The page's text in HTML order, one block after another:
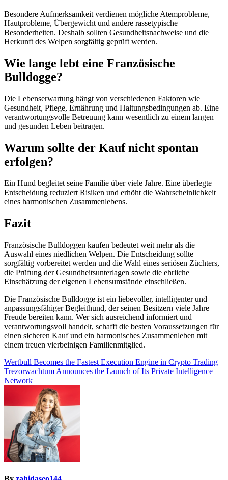
Besondere Aufmerksamkeit verdienen mögliche Atemprobleme,
Hautprobleme, Übergewicht und andere rassetypische
Besonderheiten. Deshalb sollten Gesundheitsnachweise und die
Herkunft des Welpen sorgfältig geprüft werden.
Wie lange lebt eine Französische
Bulldogge?
Die Lebenserwartung hängt von verschiedenen Faktoren wie
Gesundheit, Pflege, Ernährung und Haltungsbedingungen ab. Eine
verantwortungsvolle Betreuung kann wesentlich zu einem langen
und gesunden Leben beitragen.
Warum sollte der Kauf nicht spontan
erfolgen?
Ein Hund begleitet seine Familie über viele Jahre. Eine überlegte
Entscheidung reduziert Risiken und erhöht die Wahrscheinlichkeit
eines harmonischen Zusammenlebens.
Fazit
Französische Bulldoggen kaufen bedeutet weit mehr als die
Auswahl eines niedlichen Welpen. Die Entscheidung sollte
sorgfältig vorbereitet werden und die Wahl eines seriösen Züchters,
die Prüfung der Gesundheitsunterlagen sowie die ehrliche
Einschätzung der eigenen Lebensumstände einschließen.
Die Französische Bulldogge ist ein liebevoller, intelligenter und
anpassungsfähiger Begleithund, der seinen Besitzern viele Jahre
Freude bereiten kann. Wer sich ausreichend informiert und
verantwortungsvoll handelt, schafft die besten Voraussetzungen für
einen sicheren Kauf und ein harmonisches Zusammenleben mit
einem treuen vierbeinigen Familienmitglied.
Post
navigation
Wertbull Becomes the Fastest Execution Engine in Crypto Trading
Trezorwachtum Announces the Launch of Its Private Intelligence
Network